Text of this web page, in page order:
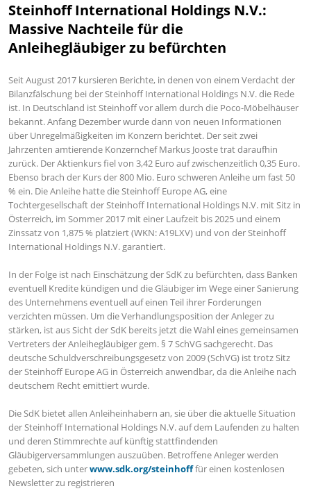
Steinhoff International Holdings N.V.:
Massive Nachteile für die
Anleihegläubiger zu befürchten
Seit August 2017 kursieren Berichte, in denen von einem Verdacht der
Bilanzfälschung bei der Steinhoff International Holdings N.V. die Rede
ist. In Deutschland ist Steinhoff vor allem durch die Poco-Möbelhäuser
bekannt. Anfang Dezember wurde dann von neuen Informationen
über Unregelmäßigkeiten im Konzern berichtet. Der seit zwei
Jahrzenten amtierende Konzernchef Markus Jooste trat daraufhin
zurück. Der Aktienkurs fiel von 3,42 Euro auf zwischenzeitlich 0,35 Euro.
Ebenso brach der Kurs der 800 Mio. Euro schweren Anleihe um fast 50
% ein. Die Anleihe hatte die Steinhoff Europe AG, eine
Tochtergesellschaft der Steinhoff International Holdings N.V. mit Sitz in
Österreich, im Sommer 2017 mit einer Laufzeit bis 2025 und einem
Zinssatz von 1,875 % platziert (WKN: A19LXV) und von der Steinhoff
International Holdings N.V. garantiert.
In der Folge ist nach Einschätzung der SdK zu befürchten, dass Banken
eventuell Kredite kündigen und die Gläubiger im Wege einer Sanierung
des Unternehmens eventuell auf einen Teil ihrer Forderungen
verzichten müssen. Um die Verhandlungsposition der Anleger zu
stärken, ist aus Sicht der SdK bereits jetzt die Wahl eines gemeinsamen
Vertreters der Anleihegläubiger gem. § 7 SchVG sachgerecht. Das
deutsche Schuldverschreibungsgesetz von 2009 (SchVG) ist trotz Sitz
der Steinhoff Europe AG in Österreich anwendbar, da die Anleihe nach
deutschem Recht emittiert wurde.
Die SdK bietet allen Anleiheinhabern an, sie über die aktuelle Situation
der Steinhoff International Holdings N.V. auf dem Laufenden zu halten
und deren Stimmrechte auf künftig stattfindenden
Gläubigerversammlungen auszuüben. Betroffene Anleger werden
gebeten, sich unterwww.sdk.org/steinhofffür einen kostenlosen
Newsletter zu registrieren